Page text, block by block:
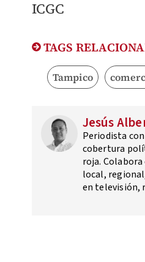
ICGC
TAGS
Tampico
Jesús
Periodista
cobertura
roja. Colabora
local,
en televisión,